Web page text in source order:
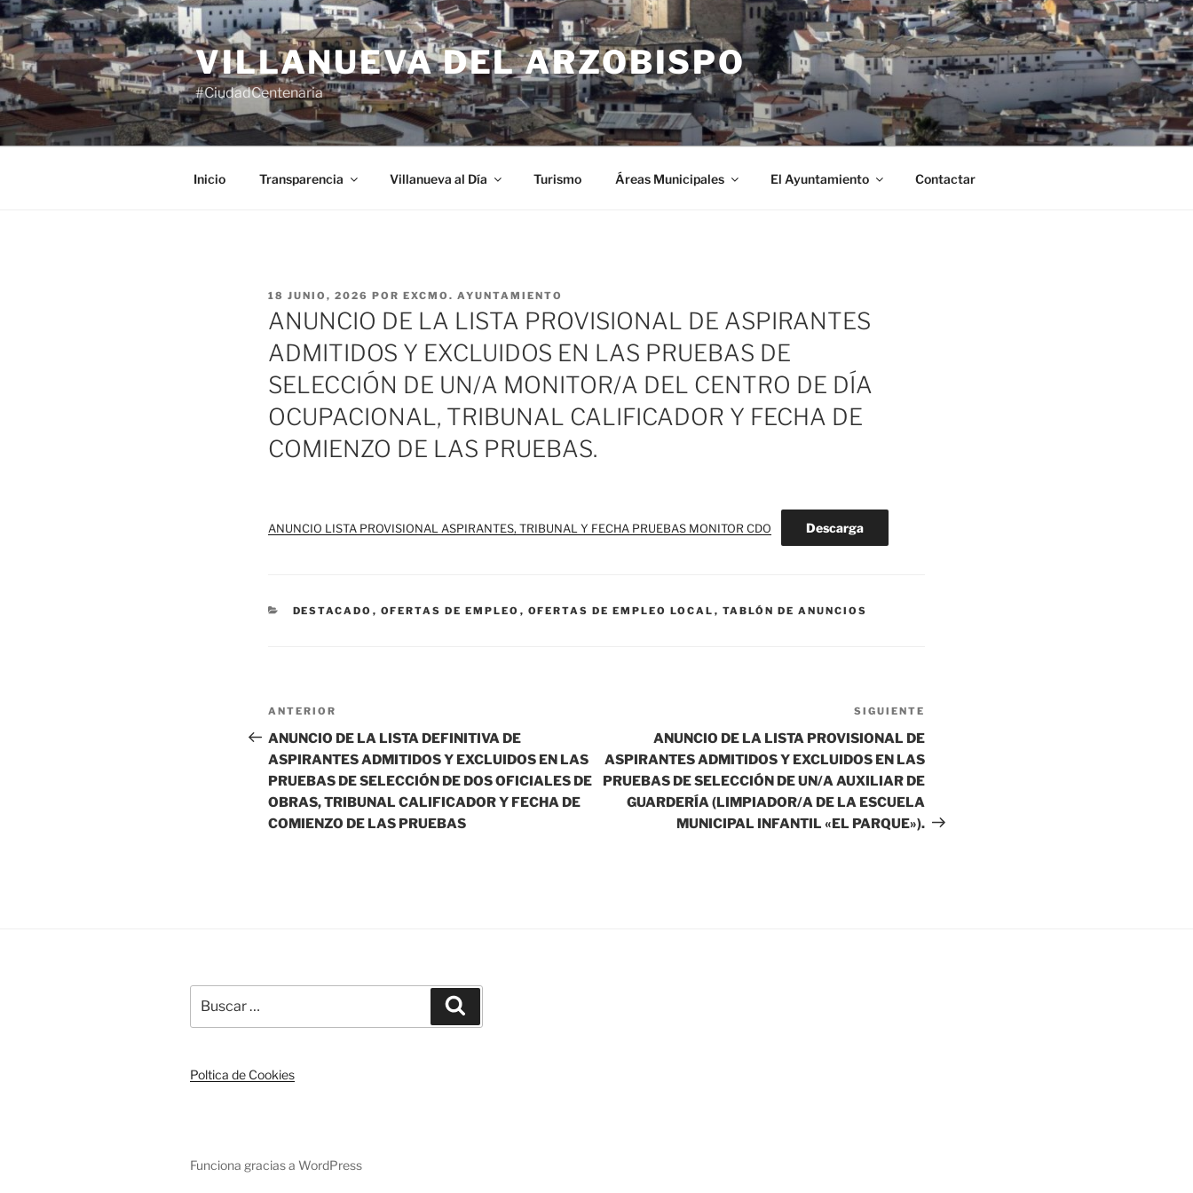
Saltar
al
contenido
VILLANUEVA DEL ARZOBISPO
#CiudadCentenaria
Inicio Transparencia Villanueva al Día Turismo Áreas Municipales El Ayuntamiento Contactar
PUBLICADO
EL
18 JUNIO, 2026 POR EXCMO. AYUNTAMIENTO
ANUNCIO DE LA LISTA PROVISIONAL DE ASPIRANTES
ADMITIDOS Y EXCLUIDOS EN LAS PRUEBAS DE
SELECCIÓN DE UN/A MONITOR/A DEL CENTRO DE DÍA
OCUPACIONAL, TRIBUNAL CALIFICADOR Y FECHA DE
COMIENZO DE LAS PRUEBAS.
ANUNCIO LISTA PROVISIONAL ASPIRANTES, TRIBUNAL Y FECHA PRUEBAS MONITOR CDO Descarga
CATEGORÍAS
DESTACADO , OFERTAS DE EMPLEO , OFERTAS DE EMPLEO LOCAL , TABLÓN DE ANUNCIOS
Navegación
de
entradas
Entrada
anterior:
ANTERIOR
ANUNCIO DE LA LISTA DEFINITIVA DE
ASPIRANTES ADMITIDOS Y EXCLUIDOS EN LAS
PRUEBAS DE SELECCIÓN DE DOS OFICIALES DE
OBRAS, TRIBUNAL CALIFICADOR Y FECHA DE
COMIENZO DE LAS PRUEBAS
entrada
SIGUIENTE
ANUNCIO DE LA LISTA PROVISIONAL DE
ASPIRANTES ADMITIDOS Y EXCLUIDOS EN LAS
PRUEBAS DE SELECCIÓN DE UN/A AUXILIAR DE
GUARDERÍA (LIMPIADOR/A DE LA ESCUELA
MUNICIPAL INFANTIL «EL PARQUE»).
por:
Poltica de Cookies
Funciona gracias a WordPress